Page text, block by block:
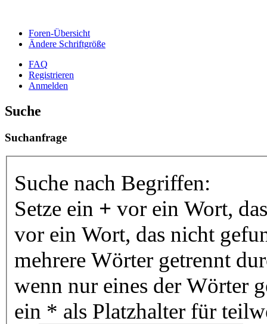
Foren-Übersicht
Ändere Schriftgröße
FAQ
Registrieren
Anmelden
Suche
Suchanfrage
Suche nach Begriffen:
Setze ein + vor ein Wort,
vor ein Wort, das nicht
mehrere Wörter getrennt
wenn nur eines der Wörter
ein * als Platzhalter für